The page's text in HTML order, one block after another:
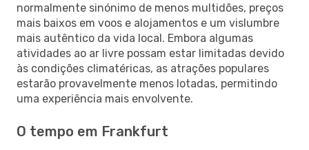
normalmente sinónimo de menos multidões, preços
mais baixos em voos e alojamentos e um vislumbre
mais autêntico da vida local. Embora algumas
atividades ao ar livre possam estar limitadas devido
às condições climatéricas, as atrações populares
estarão provavelmente menos lotadas, permitindo
uma experiência mais envolvente.
O tempo em Frankfurt